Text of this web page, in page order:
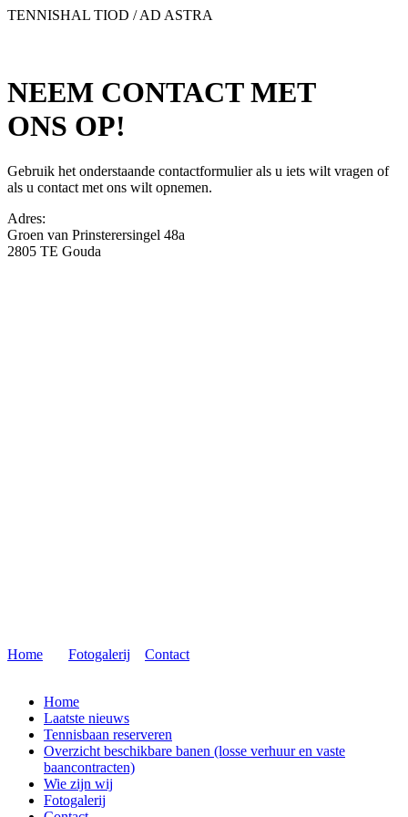
TENNISHAL TIOD / AD ASTRA
NEEM CONTACT MET
ONS OP!
Gebruik het onderstaande contactformulier als u iets wilt vragen of
als u contact met ons wilt opnemen.
Adres:
Groen van Prinsterersingel 48a
2805 TE Gouda
Home Fotogalerij Contact
Home
Laatste nieuws
Tennisbaan reserveren
Overzicht beschikbare banen (losse verhuur en vaste
baancontracten)
Wie zijn wij
Fotogalerij